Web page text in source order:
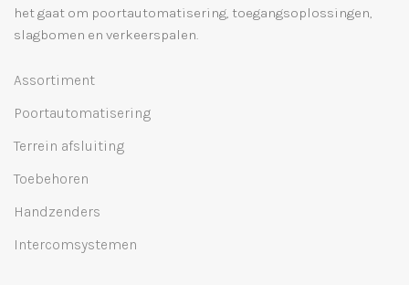
het gaat om poortautomatisering, toegangsoplossingen,
slagbomen en verkeerspalen.
Assortiment
Poortautomatisering
Terrein afsluiting
Toebehoren
Handzenders
Intercomsystemen